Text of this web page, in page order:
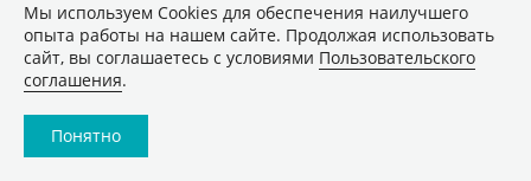
Мы используем Сookies для обеспечения наилучшего
опыта работы на нашем сайте. Продолжая использовать
сайт, вы соглашаетесь с условиями Пользовательского
соглашения.
Понятно